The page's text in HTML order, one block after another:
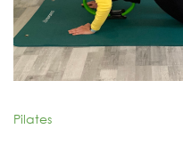
Pilates